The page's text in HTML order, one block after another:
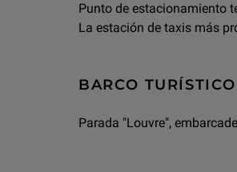
Punto de estacionamiento
La estación de taxis más
BARCO
Parada "Louvre",